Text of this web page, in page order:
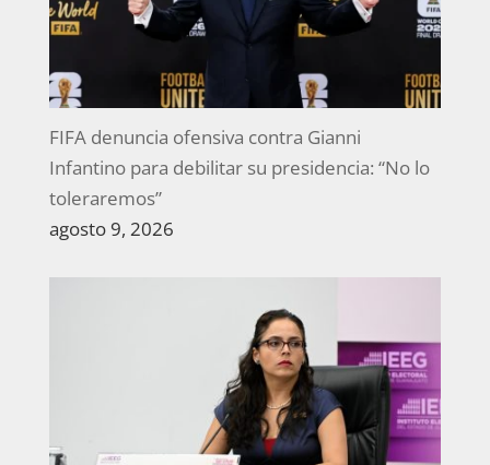
FIFA denuncia ofensiva contra Gianni
Infantino para debilitar su presidencia: “No lo
toleraremos”
agosto 9, 2026